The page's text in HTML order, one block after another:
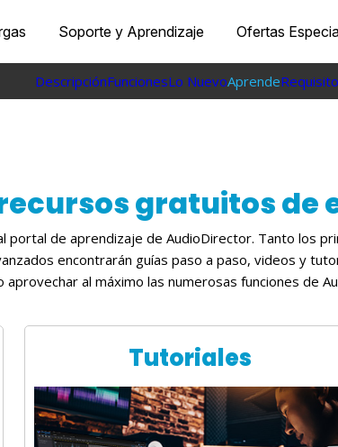
Soporte y Aprendizaje Ofertas
DescripciónFuncionesLo NuevoAprende
gratuitos de
portal de aprendizaje de AudioDirector. Tanto los
encontrarán guías paso a paso, videos y
aprovechar al máximo las numerosas funciones de
Tutoriales